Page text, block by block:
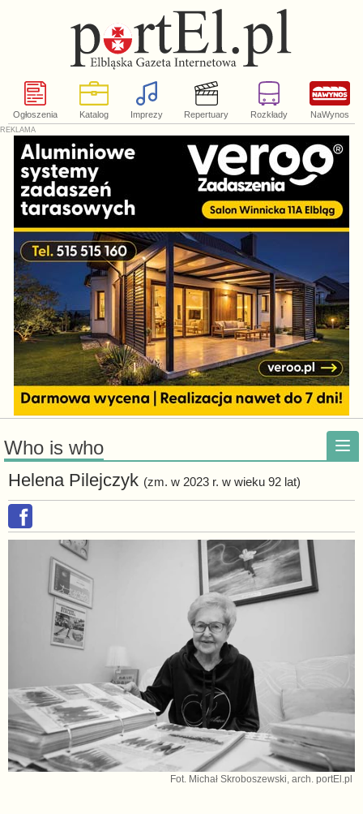
Ogłoszenia Katalog Imprezy Repertuary Rozkłady NaWynos
Who is who
Helena Pilejczyk (zm. w 2023 r. w wieku 92 lat)
Fot. Michał Skroboszewski, arch. portEl.pl